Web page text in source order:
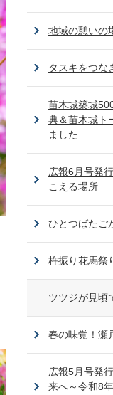
地域の憩いの
タスキをつな
苗木城築城
典＆苗木城ト
ました
広報6月号発
こえる場所
ひとつばたご
杵振り花馬祭
ツツジが見頃
春の味覚！瀬
広報5月号発
来へ～令和8